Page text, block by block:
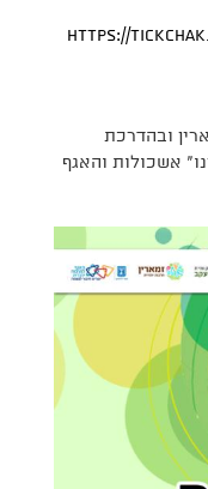
https://
ובהדרכת
אשכולות והאגף